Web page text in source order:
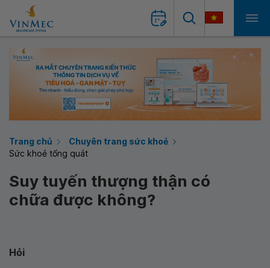
Trang chủ
Chuyên trang sức khoẻ
Sức khoẻ tổng quát
Suy tuyến thượng thận có
chữa được không?
Hỏi